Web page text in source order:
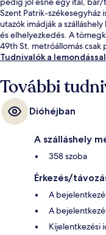
Szent Patrik-székesegyház
utazók imádják a
és elhelyezkedés. A
49th St. metróállomás csak
metróállomás pedig 3 perc
Tudnivalók a
További
Dióhéjban
A szálláshely
358 szoba
Érkezés/
A
A
Kijelentkezési